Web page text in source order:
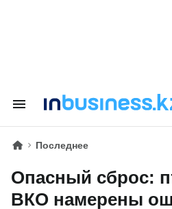
Последнее
Опасный сброс:
ВКО намерены